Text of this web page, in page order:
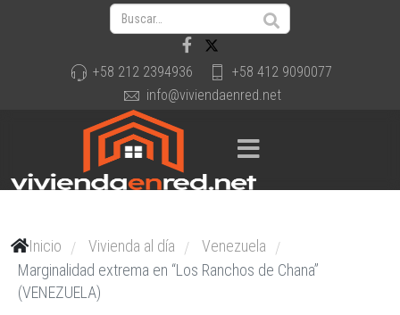
+58 212 2394936
+58 412 9090077
info@viviendaenred.net
Inicio / Vivienda al día / Venezuela /
Marginalidad extrema en “Los Ranchos de Chana”
(VENEZUELA)